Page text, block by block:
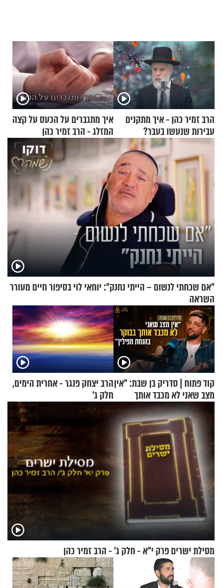
הרב זמיר כהן - איך מתקנים
עבירות שנעשו בעבר?
איך מתגברים על הכעס על קצה
המזלג - הרב זמיר כהן
"אם שכחתי לנשום – הייתי נחנק": יוחאי לוי בסיפור חיים מעורר
השראה
קוד פתוח | סדריק בן שבת: "אין
מצב שאני לא מכבד אותך
בבוקר בהנחת תפילין"
הרב יצחק פנגר - אחרית הימים,
חלק ג’
מסילת ישרים פרק י"א - חלק ג’ - הרב זמיר כהן